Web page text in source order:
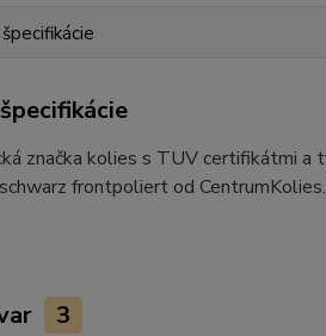
značka kolies s TUV certifikátmi
frontpoliert od
3